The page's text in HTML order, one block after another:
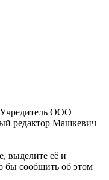
ООО
редактор Машкевич
выделите её и
сообщить об этом